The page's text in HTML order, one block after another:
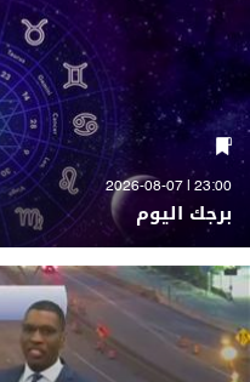
23:00 | 2026-08-07
برجك اليوم